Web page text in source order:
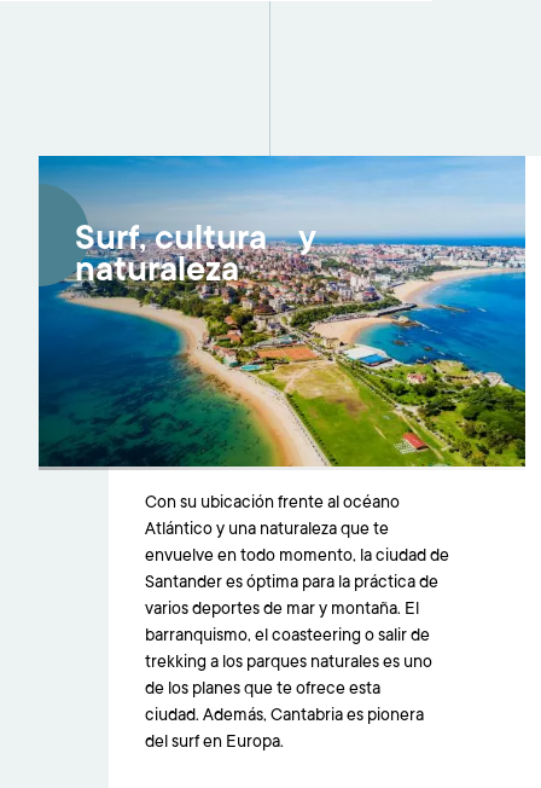
Surf, cultura y
naturaleza
Imagen
Con su ubicación frente al océano
Atlántico y una naturaleza que te
envuelve en todo momento, la ciudad de
Santander es óptima para la práctica de
varios deportes de mar y montaña. El
barranquismo, el coasteering o salir de
trekking a los parques naturales es uno
de los planes que te ofrece esta
ciudad. Además, Cantabria es pionera
del surf en Europa.